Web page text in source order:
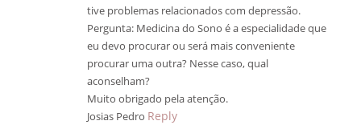
tive problemas relacionados com depressão.
Pergunta: Medicina do Sono é a especialidade que
eu devo procurar ou será mais conveniente
procurar uma outra? Nesse caso, qual
aconselham?
Muito obrigado pela atenção.
Josias Pedro Reply